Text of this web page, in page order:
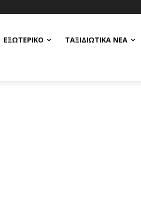
ΕΞΩΤΕΡΙΚΌ ΤΑΞΙΔΙΩΤΙΚΆ ΝΈΑ